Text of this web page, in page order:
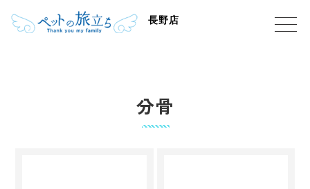
長野店
分骨